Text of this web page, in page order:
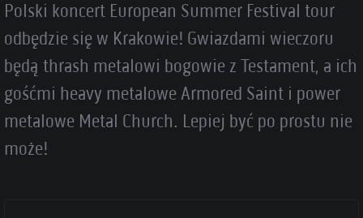
Polski koncert European Summer Festival tour
odbędzie się w Krakowie! Gwiazdami wieczoru
będą thrash metalowi bogowie z Testament, a ich
gośćmi heavy metalowe Armored Saint i power
metalowe Metal Church. Lepiej być po prostu nie
może!